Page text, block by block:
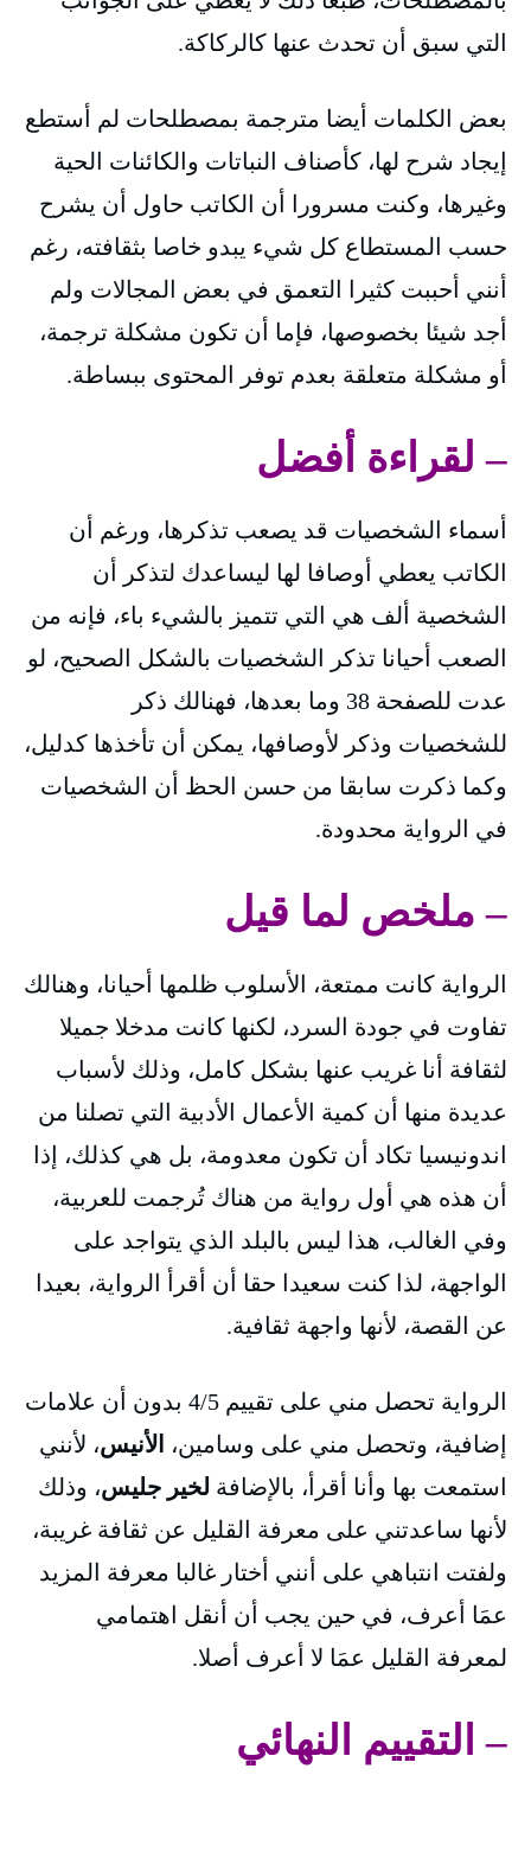
التي سبق أن تحدث عنها كالركاكة.
بعض الكلمات أيضا مترجمة بمصطلحات لم أستطع
إيجاد شرح لها، كأصناف النباتات والكائنات الحية
وغيرها، وكنت مسرورا أن الكاتب حاول أن يشرح
حسب المستطاع كل شيء يبدو خاصا بثقافته، رغم
أنني أحببت كثيرا التعمق في بعض المجالات ولم
أجد شيئا بخصوصها، فإما أن تكون مشكلة ترجمة،
أو مشكلة متعلقة بعدم توفر المحتوى ببساطة.
– لقراءة أفضل
أسماء الشخصيات قد يصعب تذكرها، ورغم أن
الكاتب يعطي أوصافا لها ليساعدك لتذكر أن
الشخصية ألف هي التي تتميز بالشيء باء، فإنه من
الصعب أحيانا تذكر الشخصيات بالشكل الصحيح، لو
عدت للصفحة 38 وما بعدها، فهنالك ذكر
للشخصيات وذكر لأوصافها، يمكن أن تأخذها كدليل،
وكما ذكرت سابقا من حسن الحظ أن الشخصيات
في الرواية محدودة.
– ملخص لما قيل
الرواية كانت ممتعة، الأسلوب ظلمها أحيانا، وهنالك
تفاوت في جودة السرد، لكنها كانت مدخلا جميلا
لثقافة أنا غريب عنها بشكل كامل، وذلك لأسباب
عديدة منها أن كمية الأعمال الأدبية التي تصلنا من
اندونيسيا تكاد أن تكون معدومة، بل هي كذلك، إذا
أن هذه هي أول رواية من هناك تُرجمت للعربية،
وفي الغالب، هذا ليس بالبلد الذي يتواجد على
الواجهة، لذا كنت سعيدا حقا أن أقرأ الرواية، بعيدا
عن القصة، لأنها واجهة ثقافية.
الرواية تحصل مني على تقييم 4/5 بدون أن علامات
إضافية، وتحصل مني على وسامين، الأنيس، لأنني
استمعت بها وأنا أقرأ، بالإضافة لخير جليس، وذلك
لأنها ساعدتني على معرفة القليل عن ثقافة غريبة،
ولفتت انتباهي على أنني أختار غالبا معرفة المزيد
عمَا أعرف، في حين يجب أن أنقل اهتمامي
لمعرفة القليل عمَا لا أعرف أصلا.
– التقييم النهائي